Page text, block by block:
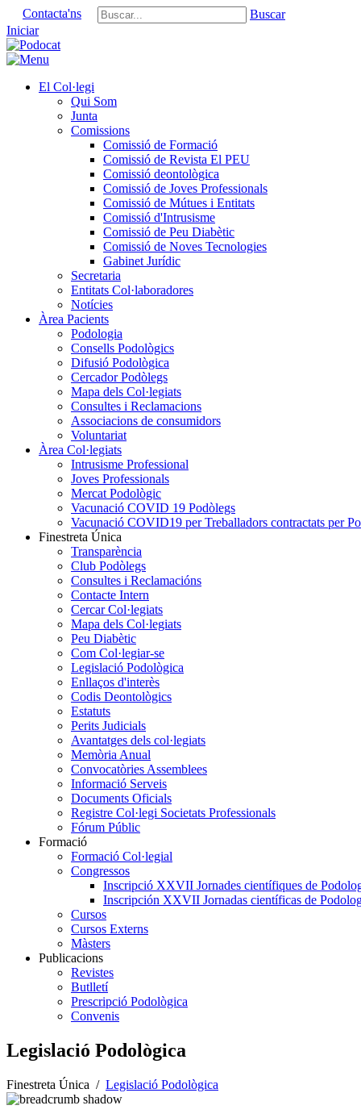
Contacta'ns
Buscar
Iniciar
El Col·legi
Qui Som
Junta
Comissions
Comissió de Formació
Comissió de Revista El PEU
Comissió deontològica
Comissió de Joves Professionals
Comissió de Mútues i Entitats
Comissió d'Intrusisme
Comissió de Peu Diabètic
Comissió de Noves Tecnologies
Gabinet Jurídic
Secretaria
Entitats Col·laboradores
Notícies
Àrea Pacients
Podologia
Consells Podològics
Difusió Podològica
Cercador Podòlegs
Mapa dels Col·legiats
Consultes i Reclamacions
Associacions de consumidors
Voluntariat
Àrea Col·legiats
Intrusisme Professional
Joves Professionals
Mercat Podològic
Vacunació COVID 19 Podòlegs
Vacunació COVID19 per Treballadors contractats per
Finestreta Única
Transparència
Club Podòlegs
Consultes i Reclamacións
Contacte Intern
Cercar Col·legiats
Mapa dels Col·legiats
Peu Diabètic
Com Col·legiar-se
Legislació Podològica
Enllaços d'interès
Codis Deontològics
Estatuts
Perits Judicials
Avantatges dels col·legiats
Memòria Anual
Convocatòries Assemblees
Informació Serveis
Documents Oficials
Registre Col·legi Societats Professionals
Fórum Públic
Formació
Formació Col·legial
Congressos
Inscripció XXVII Jornades científiques de
Inscripción XXVII Jornadas científicas de
Cursos
Cursos Externs
Màsters
Publicacions
Revistes
Butlletí
Prescripció Podològica
Convenis
Legislació Podològica
Finestreta Única / Legislació Podològica